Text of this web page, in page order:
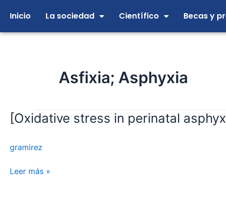
contenido
Inicio La sociedad Científico Becas y
Asfixia; Asphyxia
[Oxidative stress in perinatal
gramirez
[Oxidative
perinatal
asphyxia
Leer más »